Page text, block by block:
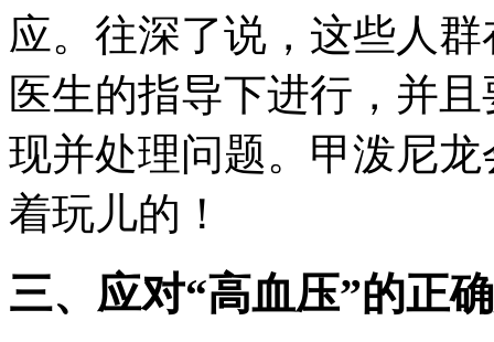
应。往深了说，这些人
医生的指导下进行，并
现并处理问题。甲泼尼
着玩儿的！
三、应对“高血压”的正